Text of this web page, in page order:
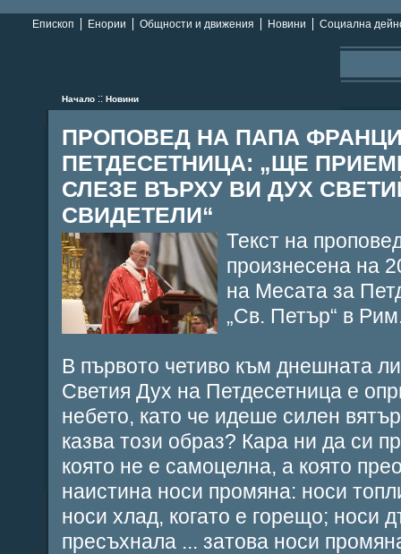
Епископ Енории Общности и движения Новини Социална
Начало :: Новини
ПРОПОВЕД НА ПАПА
ПЕТДЕСЕТНИЦА: „ЩЕ
СЛЕЗЕ ВЪРХУ ВИ ДУХ
СВИДЕТЕЛИ“
Текст на
произнесена на
на Месата за
„Св. Петър“ в
В първото четиво към днешната
Светия Дух на Петдесетница е
небето, като че идеше силен
казва този образ? Кара ни да си
която не е самоцелна, а която
наистина носи промяна: носи
носи хлад, когато е горещо; носи
пресъхнала ... затова носи